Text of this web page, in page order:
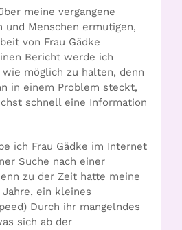
meine vergangene
und Menschen ermutigen,
von Frau Gädke
Bericht werde ich
möglich zu halten, denn
in einem Problem steckt,
schnell eine Information
ich Frau Gädke im Internet
Suche nach einer
zu der Zeit hatte meine
Jahre, ein kleines
Durch ihr mangelndes
sich ab der